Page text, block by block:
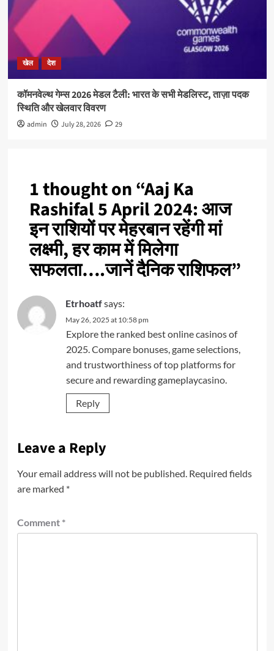
खेल देश
कॉमनवेल्थ गेम्स 2026 मेडल टैली: भारत के सभी मेडलिस्ट, ताज़ा पदक
स्थिति और खेलवार विवरण
admin July 28, 2026 29
1 thought on “Aaj Ka
Rashifal 5 April 2024: आज
इन राशियों पर मेहरबान रहेंगी मां
लक्ष्मी, हर काम में मिलेगा
सफलता….जानें दैनिक राशिफल”
Etrhoatfsays:
May 26, 2025 at 10:58 pm
Explore the ranked best online casinos of
2025. Compare bonuses, game selections,
and trustworthiness of top platforms for
secure and rewarding gameplaycasino.
Reply
Leave a Reply
Your email address will not be published. Required fields
are marked *
Comment *